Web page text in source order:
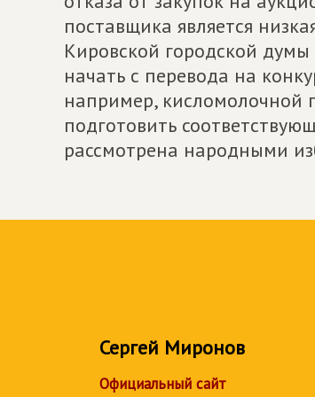
поставщика является
Кировской городской
начать с перевода на
например, кисломолочной
подготовить
рассмотрена народными
Сергей Миронов
Официальный сайт